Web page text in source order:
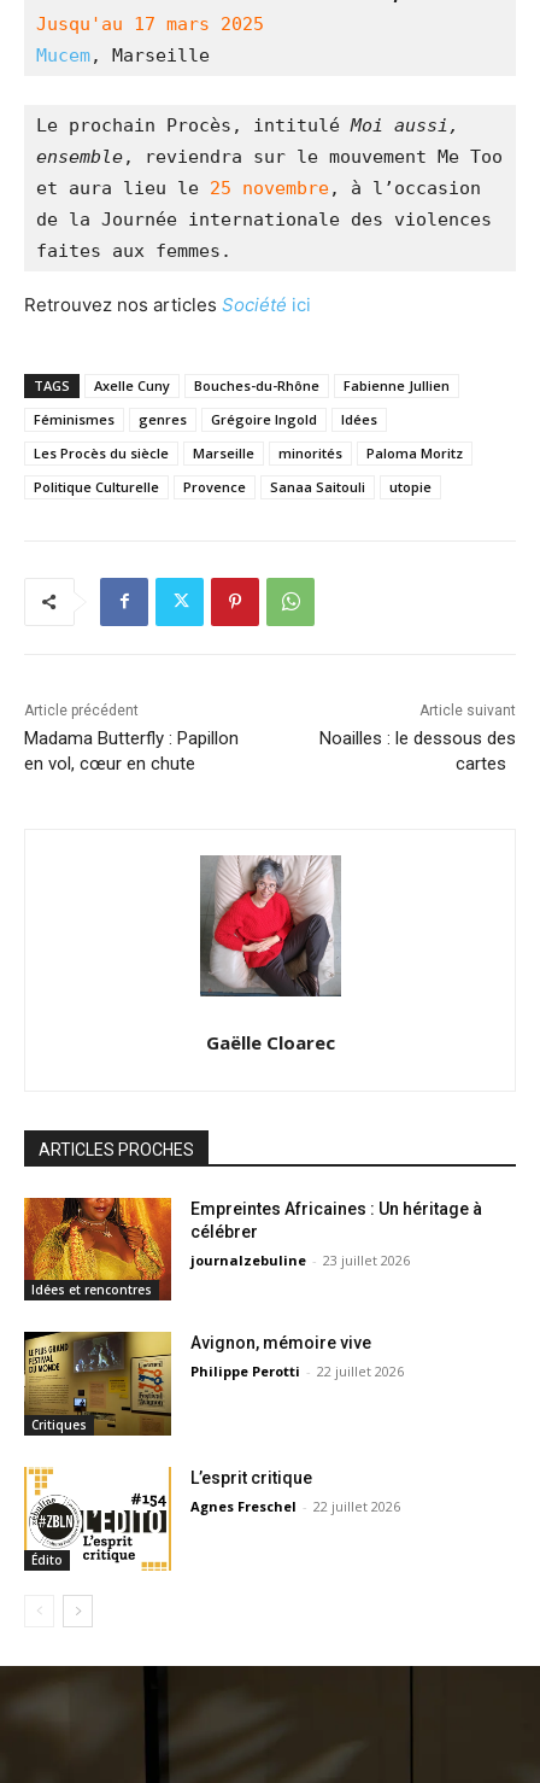
Jusqu'au 17 mars 2025
Mucem, Marseille
Le prochain Procès, intitulé Moi aussi,
ensemble, reviendra sur le mouvement Me Too
et aura lieu le 25 novembre, à l’occasion
de la Journée internationale des violences
faites aux femmes.
Retrouvez nos articles Société ici
TAGS Axelle Cuny Bouches-du-Rhône
Fabienne Jullien
Féminismes
genres Grégoire Ingold
Idées
Les Procès du siècle
Marseille minorités
Paloma Moritz
Politique Culturelle
Provence Sanaa Saitouli utopie
Article précédent
Madama Butterfly : Papillon
en vol, cœur en chute
Article suivant
Noailles : le dessous des
cartes
Gaëlle Cloarec
ARTICLES PROCHES
Idées et rencontres
Empreintes Africaines : Un héritage à
célébrer
journalzebuline - 23 juillet 2026
Critiques
Avignon, mémoire vive
Philippe Perotti - 22 juillet 2026
Édito
L’esprit critique
Agnes Freschel - 22 juillet 2026